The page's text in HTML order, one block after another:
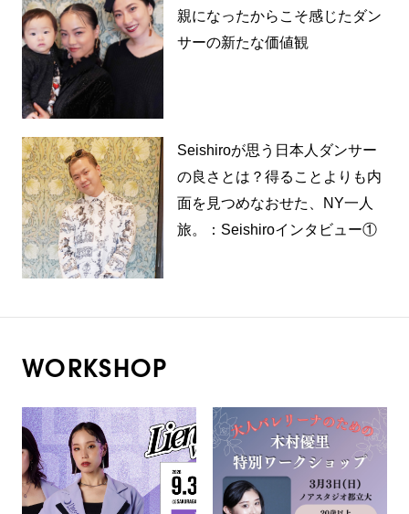
親になったからこそ感じたダン
サーの新たな価値観
Seishiroが思う日本人ダンサー
の良さとは？得ることよりも内
面を見つめなおせた、NY一人
旅。：Seishiroインタビュー①
WORKSHOP